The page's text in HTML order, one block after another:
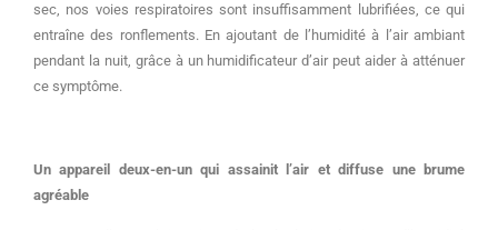
sec, nos voies respiratoires sont insuffisamment lubrifiées, ce qui
entraîne des ronflements. En ajoutant de l’humidité à l’air ambiant
pendant la nuit, grâce à un humidificateur d’air peut aider à atténuer
ce symptôme.
Un appareil deux-en-un qui assainit l’air et diffuse une brume
agréable